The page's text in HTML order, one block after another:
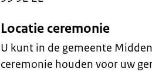
Locatie ceremonie
U kunt in de gemeente
ceremonie houden voor uw